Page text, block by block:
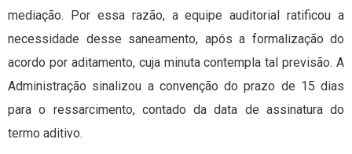
mediação. Por essa razão, a equipe auditorial ratificou a
necessidade desse saneamento, após a formalização do
acordo por aditamento, cuja minuta contempla tal previsão. A
Administração sinalizou a convenção do prazo de 15 dias
para o ressarcimento, contado da data de assinatura do
termo aditivo.